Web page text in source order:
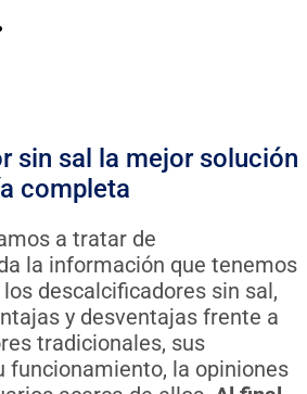
sin sal la mejor solución
completa
a tratar de
la información que tenemos
descalcificadores sin sal,
y desventajas frente a
tradicionales, sus
funcionamiento, la opiniones